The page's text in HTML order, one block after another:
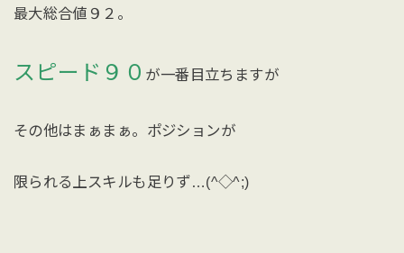
最大総合値９２。
スピード９０ が一番目立ちますが
その他はまぁまぁ。ポジションが
限られる上スキルも足りず…(^◇^;)